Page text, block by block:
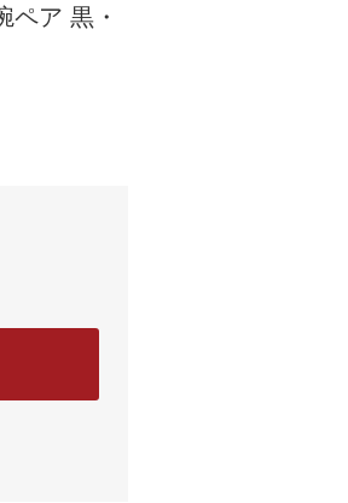
ペア 黒・